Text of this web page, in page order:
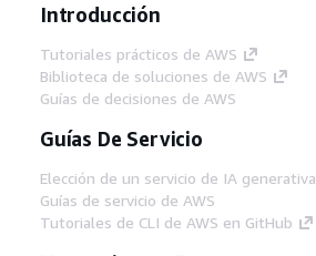
Introducción
Tutoriales prácticos de AWS
Biblioteca de soluciones de AWS
Guías de decisiones de AWS
Guías De Servicio
Elección de un servicio de IA generativa
Guías de servicio de AWS
Tutoriales de CLI de AWS en GitHub